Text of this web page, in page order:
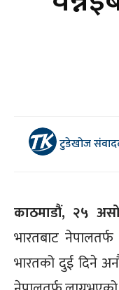
टुडेखोज
काठमाडौं, २५
भारतबाट नेपालतर्फ
भारतको दुई दिने